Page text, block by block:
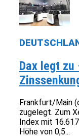
Dax legt
Frankfurt/Main
zugelegt. Zum
Index mit
Höhe von 0,5...